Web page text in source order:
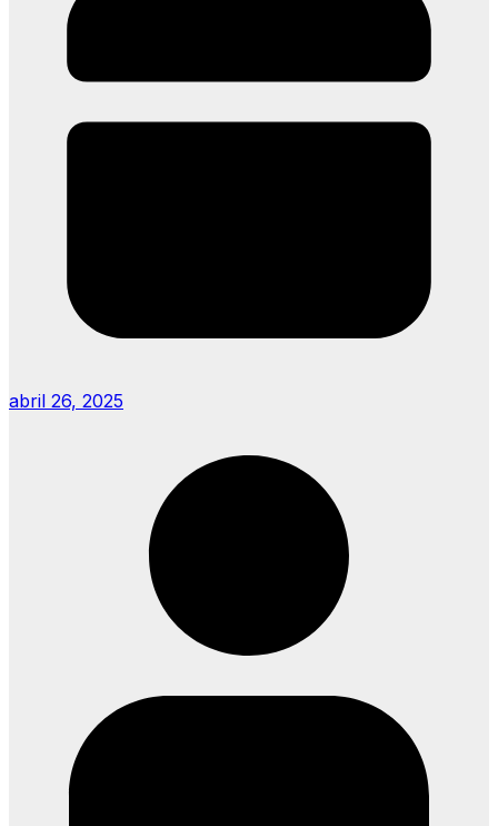
abril 26, 2025